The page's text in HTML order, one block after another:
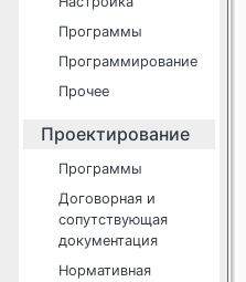
Программы
Программирование
Прочее
Проектирование
Программы
Договорная и
сопутствующая
документация
Нормативная